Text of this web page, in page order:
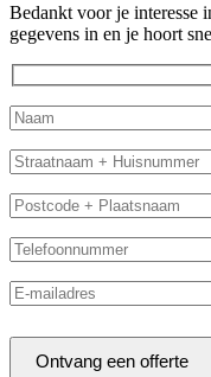
Bedankt voor je interesse
gegevens in en je hoort